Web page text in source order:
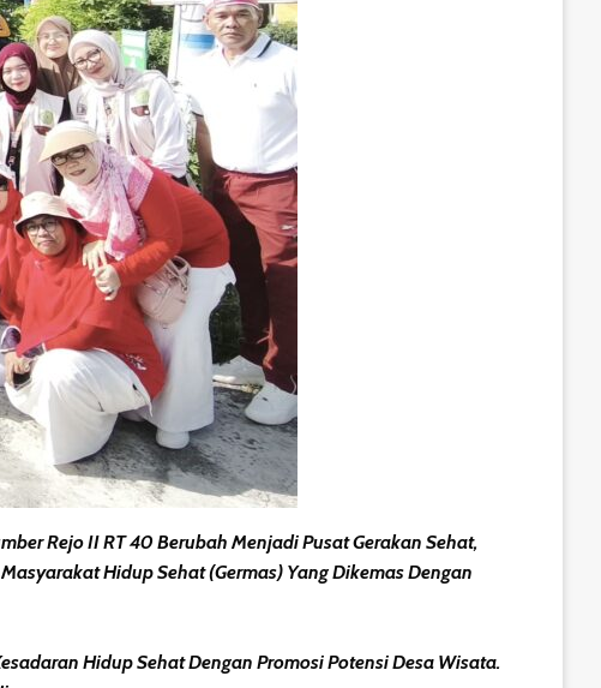
Rejo II RT 40 Berubah Menjadi Pusat Gerakan Sehat,
Hidup Sehat (Germas) Yang Dikemas Dengan
Hidup Sehat Dengan Promosi Potensi Desa Wisata.